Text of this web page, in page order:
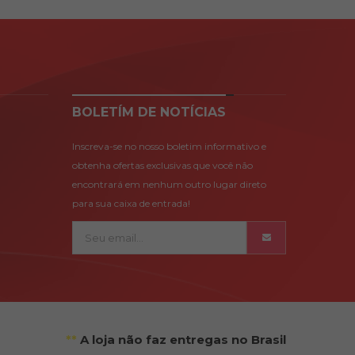
BOLETÍM DE NOTÍCIAS
Inscreva-se no nosso boletim informativo e
obtenha ofertas exclusivas que você não
encontrará em nenhum outro lugar direto
para sua caixa de entrada!
** A loja não faz entregas no Brasil